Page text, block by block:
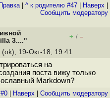
Правка| ^ к родителю #47 Наверх
Cообщить модератору
3...."
+ / –
(ok), 19-Окт-18, 19:41
на
поста вижу только
Markdown?
Наверх Cообщить модератору